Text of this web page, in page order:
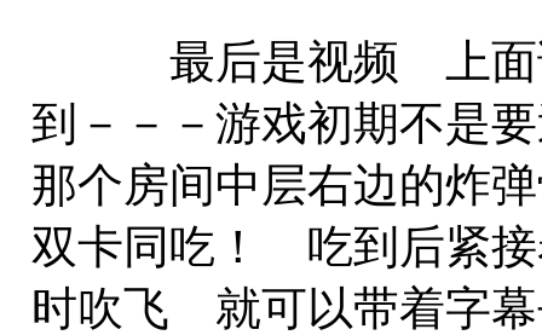
最后是视频 上面说
到－－－游戏初期不是
那个房间中层右边的炸
双卡同吃！ 吃到后紧接
时吹飞 就可以带着字